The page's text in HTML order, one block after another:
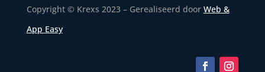
Copyright © Krexs 2023 – Gerealiseerd door Web &
App Easy